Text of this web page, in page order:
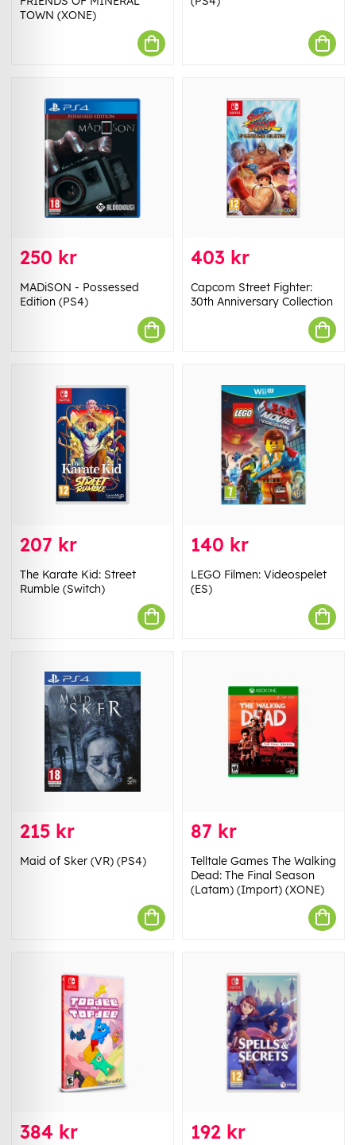
TOWN (XONE)
250 kr
MADiSON - Possessed
Edition (PS4)
403 kr
Capcom Street Fighter:
30th Anniversary Collection
207 kr
The Karate Kid: Street
Rumble (Switch)
140 kr
LEGO Filmen: Videospelet
(ES)
215 kr
Maid of Sker (VR) (PS4)
87 kr
Telltale Games The Walking
Dead: The Final Season
(Latam) (Import) (XONE)
384 kr 192 kr